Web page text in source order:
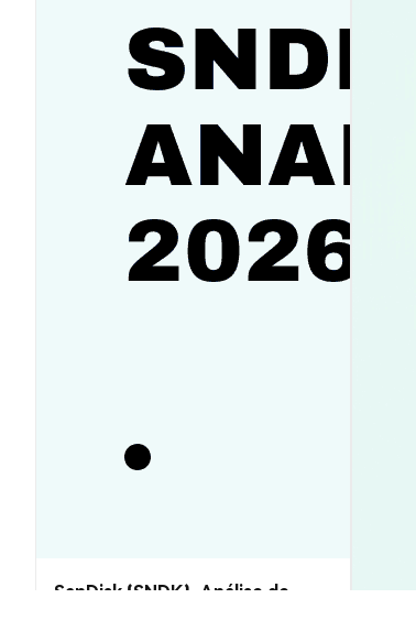
SanDisk (SNDK): Análise de